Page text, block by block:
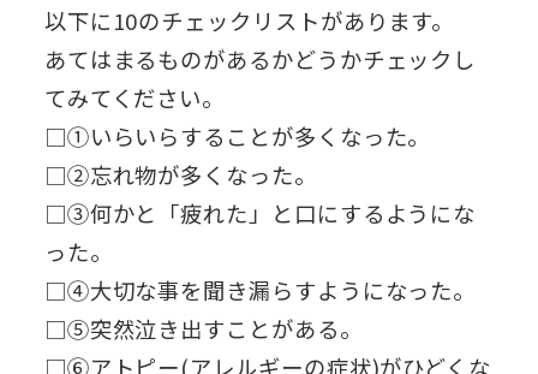
以下に10のチェックリストがあります。
あてはまるものがあるかどうかチェックし
てみてください。
□①いらいらすることが多くなった。
□②忘れ物が多くなった。
□③何かと「疲れた」と口にするようにな
った。
□④大切な事を聞き漏らすようになった。
□⑤突然泣き出すことがある。
□⑥アトピー(アレルギーの症状)がひどくな